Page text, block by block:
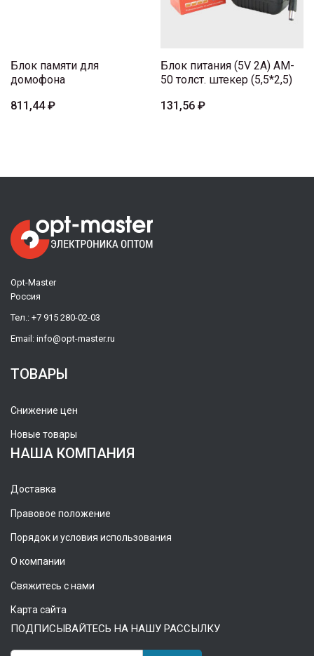
Блок памяти для
домофона
811,44 ₽
Блок питания (5V 2A) AM-
50 толст. штекер (5,5*2,5)
131,56 ₽
Opt-Master
Россия
Тел.: +7 915 280-02-03
Email: info@opt-master.ru
ТОВАРЫ
Снижение цен
Новые товары
НАША КОМПАНИЯ
Доставка
Правовое положение
Порядок и условия использования
О компании
Свяжитесь с нами
Карта сайта
ПОДПИСЫВАЙТЕСЬ НА НАШУ РАССЫЛКУ